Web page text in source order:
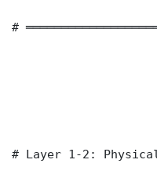
#
# Layer 1-2: